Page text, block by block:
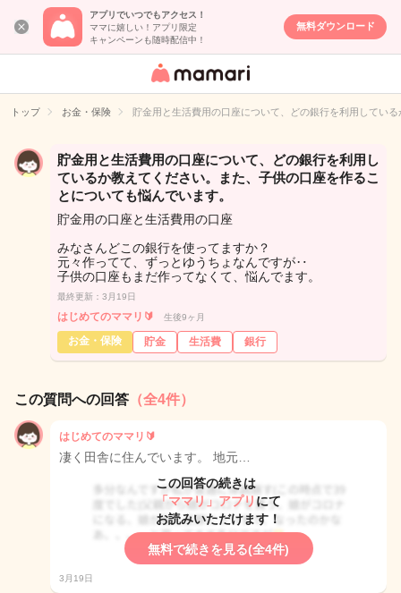
アプリでいつでもアクセス！
ママに嬉しい！アプリ限定
キャンペーンも随時配信中！
無料ダウンロード
女性専用匿名QA
イト
トップ お金・保険 貯金用と生活費用の口座について、どの銀行を利用してい
貯金用と生活費用の口座について、どの銀行を利用し
ているか教えてください。また、子供の口座を作るこ
とについても悩んでいます。
貯金用の口座と生活費用の口座
みなさんどこの銀行を使ってますか？
元々作ってて、ずっとゆうちょなんですが‥
子供の口座もまだ作ってなくて、悩んでます。
最終更新：3月19日
はじめてのママリ🔰 生後9ヶ月
お金・保険 貯金 生活費 銀行
この質問への回答 （全4件）
はじめてのママリ🔰
凄く田舎に住んでいます。 地元…
この回答の続きは
「ママリ」アプリ にて
お読みいただけます！
無料で続きを見る(全4件)
3月19日